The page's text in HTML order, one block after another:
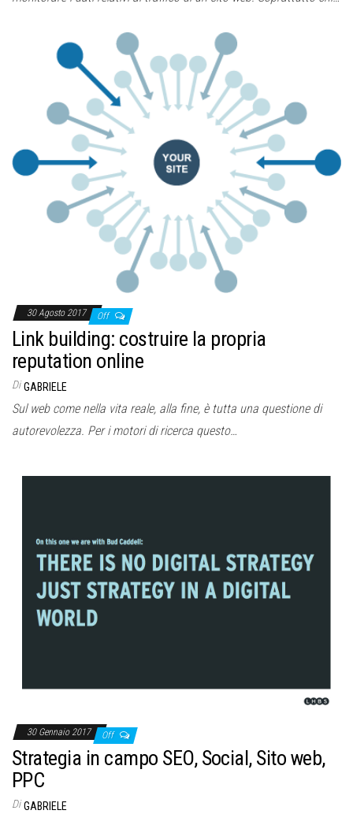
30 Agosto 2017 Off
Link building: costruire la propria
reputation online
Di GABRIELE
Sul web come nella vita reale, alla fine, è tutta una questione di
autorevolezza. Per i motori di ricerca questo…
30 Gennaio 2017 Off
Strategia in campo SEO, Social, Sito web,
PPC
Di GABRIELE